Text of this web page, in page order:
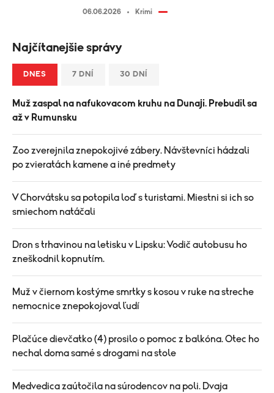
06.06.2026 Krimi
Najčítanejšie správy
DNES 7 DNÍ 30 DNÍ
Muž zaspal na nafukovacom kruhu na Dunaji. Prebudil sa
až v Rumunsku
Zoo zverejnila znepokojivé zábery. Návštevníci hádzali
po zvieratách kamene a iné predmety
V Chorvátsku sa potopila loď s turistami. Miestni si ich so
smiechom natáčali
Dron s trhavinou na letisku v Lipsku: Vodič autobusu ho
zneškodnil kopnutím.
Muž v čiernom kostýme smrtky s kosou v ruke na streche
nemocnice znepokojoval ľudí
Plačúce dievčatko (4) prosilo o pomoc z balkóna. Otec ho
nechal doma samé s drogami na stole
Medvedica zaútočila na súrodencov na poli. Dvaja